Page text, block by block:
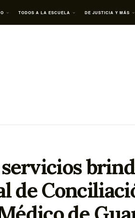
TODOS A LA ESCUELA DE JUSTICIA Y MÁS
de